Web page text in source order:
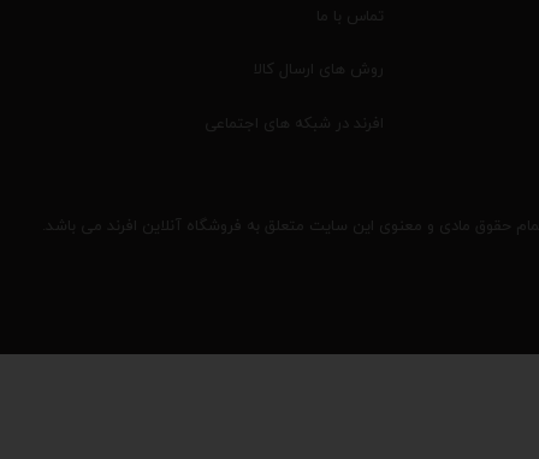
حقوق مادی و معنوی این سایت متعلق به فروشگاه آنلاین افرند می باشد.
تماس با ما
روش های ارسال کالا
افرند در شبکه های اجتماعی